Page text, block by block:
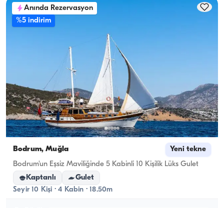
seyir kapasitesi geçerlidir.
Anında Rezervasyon
%5 indirim
Bodrum, Muğla Yeni tekne
Bodrum'un Eşsiz Maviliğinde 5 Kabinli 10 Kişilik Lüks Gulet
Kaptanlı
Gulet
Seyir 10 Kişi · 4 Kabin · 18.50m